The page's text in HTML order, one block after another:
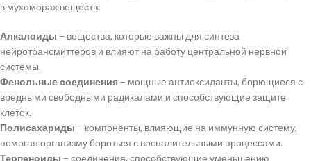
в мухоморах веществ:
Алкалоиды – вещества, которые важны для синтеза
нейротрансмиттеров и влияют на работу центральной нервной
системы.
Фенольные соединения – мощные антиоксиданты, борющиеся с
вредными свободными радикалами и способствующие защите
клеток.
Полисахариды – компоненты, влияющие на иммунную систему,
помогая организму бороться с воспалительными процессами.
Терпеноиды – соединения, способствующие уменьшению